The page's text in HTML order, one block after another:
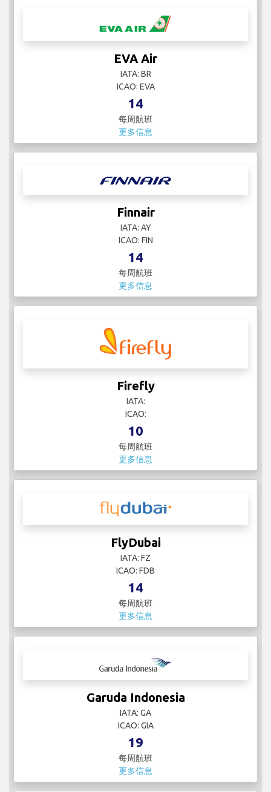
EVA Air
IATA: BR
ICAO: EVA
14
每周航班
更多信息
Finnair
IATA: AY
ICAO: FIN
14
每周航班
更多信息
Firefly
IATA:
ICAO:
10
每周航班
更多信息
FlyDubai
IATA: FZ
ICAO: FDB
14
每周航班
更多信息
Garuda Indonesia
IATA: GA
ICAO: GIA
19
每周航班
更多信息